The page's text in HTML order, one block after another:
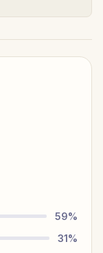
59%
31%